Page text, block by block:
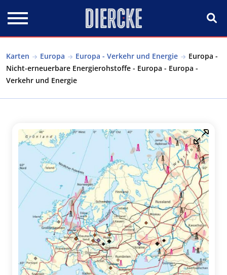
Karten Europa Europa - Verkehr und Energie
Europa -
Nicht-erneuerbare Energierohstoffe - Europa - Europa -
Verkehr und Energie